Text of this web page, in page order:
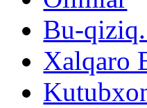
Bu-
Xalqaro